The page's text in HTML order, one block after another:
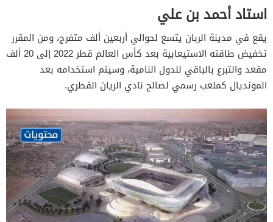
استاد أحمد بن علي
يقع في مدينة الربان يتسع لحوالي أربعين ألف متفرج، ومن المقرر
تخفيض طاقته الاستيعابية بعد كأس العالم قطر 2022 إلى 20 ألف
مقعد والتبرع بالباقي للدول النامية، وسيتم استخدامه بعد
المونديال كملعب رسمي لصالح نادي الريان القطري.